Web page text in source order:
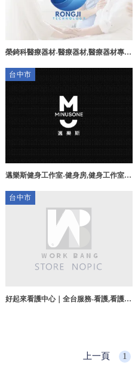
榮錡科醫療器材-醫療器材,醫療器材專賣
賣店
台中市
邁樂斯健身工作室-健身房,健身工作室,
台中市
好起來看護中心｜全台服務-看護,看護中
上一頁 1